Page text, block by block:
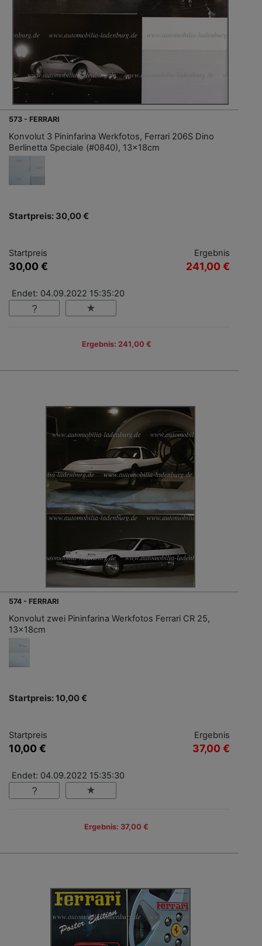
573 - FERRARI
Konvolut 3 Pininfarina Werkfotos, Ferrari 206S Dino
Berlinetta Speciale (#0840), 13x18cm
Startpreis: 30,00 €
Startpreis
30,00 €
Ergebnis
241,00 €
Endet: 04.09.2022 15:35:20
Ergebnis: 241,00 €
574 - FERRARI
Konvolut zwei Pininfarina Werkfotos Ferrari CR 25,
13x18cm
Startpreis: 10,00 €
Startpreis
10,00 €
Ergebnis
37,00 €
Endet: 04.09.2022 15:35:30
Ergebnis: 37,00 €